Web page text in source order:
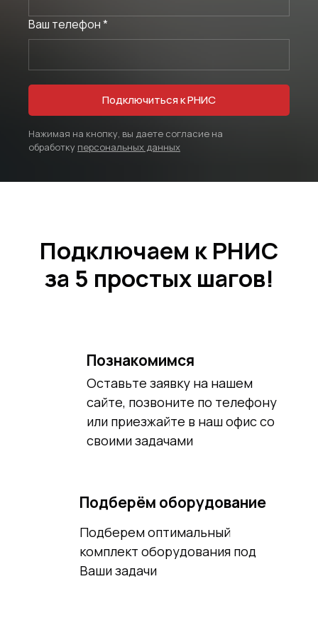
Ваш телефон *
Подключиться к РНИС
Нажимая на кнопку, вы даете согласие на
обработку персональных данных
Подключаем к РНИС
за 5 простых шагов!
Познакомимся
Оставьте заявку на нашем
сайте, позвоните по телефону
или приезжайте в наш офис со
своими задачами
Подберём оборудование
Подберем оптимальный
комплект оборудования под
Ваши задачи